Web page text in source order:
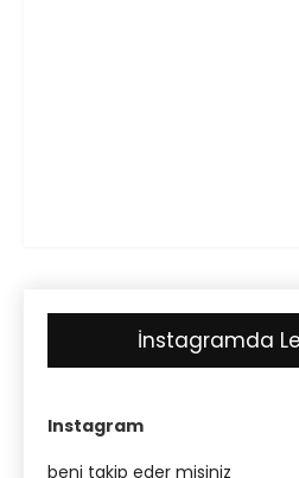
İnstagramda
Instagram
beni takip eder misiniz